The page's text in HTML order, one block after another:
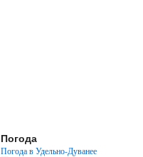
Погода
Погода в Удельно-Дуванее